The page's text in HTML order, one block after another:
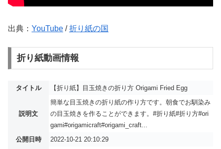
出典： YouTube /折り紙の国
折り紙動画情報
タイトル 【折り紙】目玉焼きの折り方 Origami Fried Egg
説明文
簡単な目玉焼きの折り紙の作り方です。朝食でお馴染み
の目玉焼きを作ることができます。#折り紙#折り方#ori
gami#origamicraft#origami_craft...
公開日時
2022-10-21 20:10:29